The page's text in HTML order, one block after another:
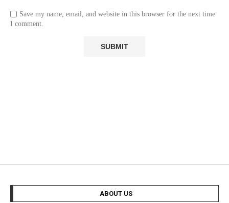
Save my name, email, and website in this browser for the next time
I comment.
ABOUT US